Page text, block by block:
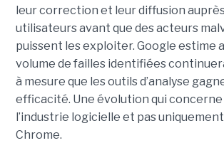
leur correction et leur diffusion
utilisateurs avant que des acteurs
puissent les exploiter. Google estime
volume de failles identifiées
à mesure que les outils d’analyse
efficacité. Une évolution qui concerne
l’industrie logicielle et pas
Chrome.